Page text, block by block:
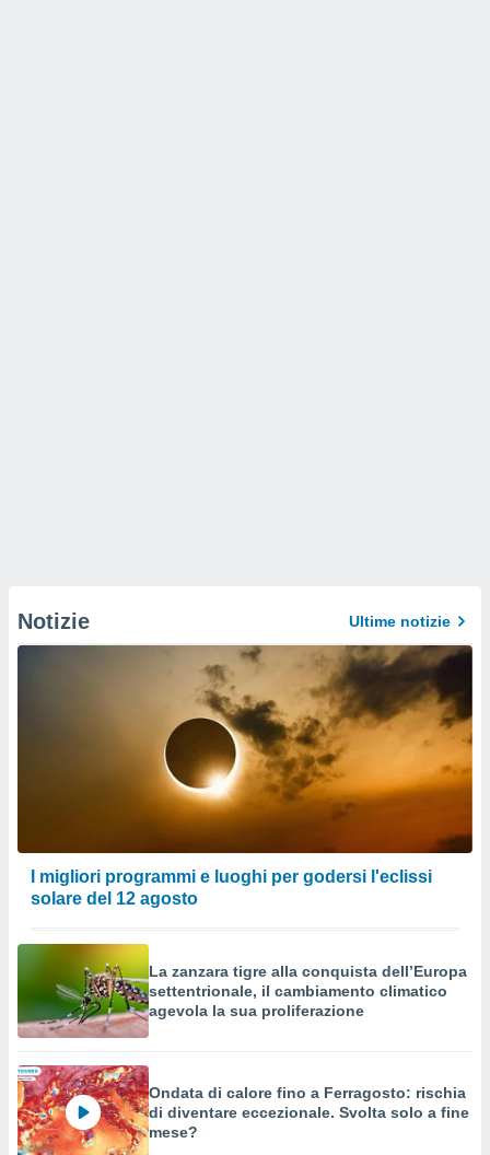
Notizie Ultime notizie
I migliori programmi e luoghi per godersi l'eclissi
solare del 12 agosto
La zanzara tigre alla conquista dell’Europa
settentrionale, il cambiamento climatico
agevola la sua proliferazione
Ondata di calore fino a Ferragosto: rischia
di diventare eccezionale. Svolta solo a fine
mese?